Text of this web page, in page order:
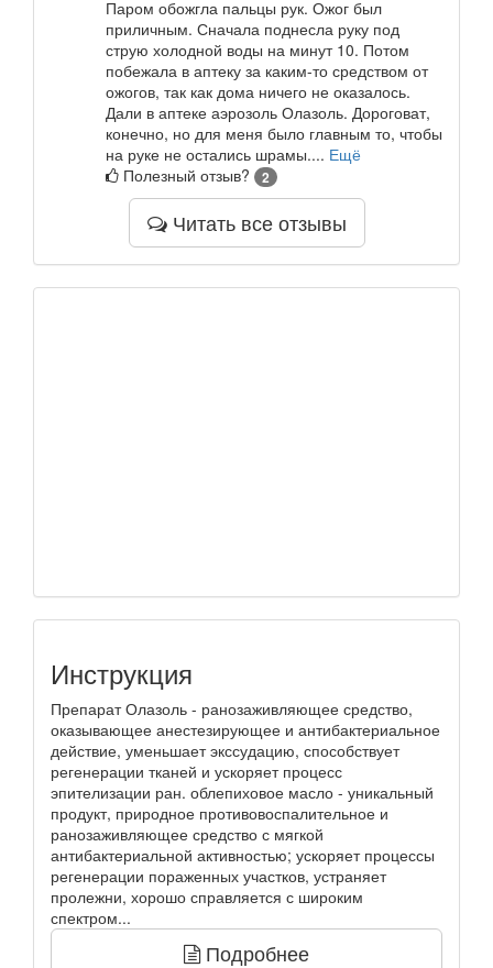
Паром обожгла пальцы рук. Ожог был
приличным. Сначала поднесла руку под
струю холодной воды на минут 10. Потом
побежала в аптеку за каким-то средством от
ожогов, так как дома ничего не оказалось.
Дали в аптеке аэрозоль Олазоль. Дороговат,
конечно, но для меня было главным то, чтобы
на руке не остались шрамы.... Ещё
Полезный отзыв?
2
Читать все отзывы
Инструкция
Препарат Олазоль - ранозаживляющее средство,
оказывающее анестезирующее и антибактериальное
действие, уменьшает экссудацию, способствует
регенерации тканей и ускоряет процесс
эпителизации ран. облепиховое масло - уникальный
продукт, природное противовоспалительное и
ранозаживляющее средство с мягкой
антибактериальной активностью; ускоряет процессы
регенерации пораженных участков, устраняет
пролежни, хорошо справляется с широким
спектром...
Подробнее